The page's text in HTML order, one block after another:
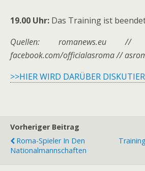
19.00 Uhr: Das Training ist
Quellen: romanews.eu //
facebook.com/officialasroma //
>>HIER WIRD DARÜBER
Vorheriger Beitrag
Roma-Spieler In Den
Nationalmannschaften